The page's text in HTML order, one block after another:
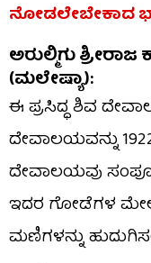
ನೋಡಲೇಬೇಕಾದ
ಅರುಲ್ಮಿಗು
(ಮಲೇಷ್ಯಾ):
ಈ ಪ್ರಸಿದ್ಧ ಶಿವ
ದೇವಾಲಯವನ್ನು
ದೇವಾಲಯವು
ಇದರ ಗೋಡೆಗಳ ಮೇಲೆ
ಮಣಿಗಳನ್ನು